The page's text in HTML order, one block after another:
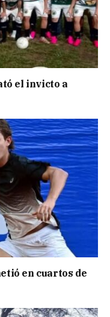
el invicto a
en cuartos de